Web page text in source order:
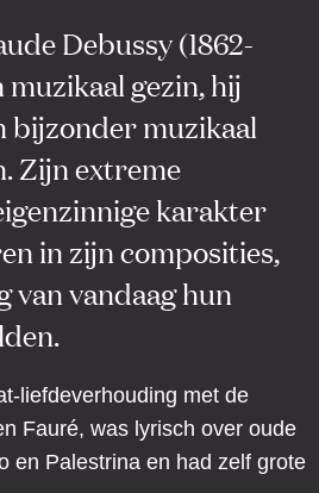
Debussy (1862-
muzikaal gezin, hij
bijzonder muzikaal
Zijn extreme
karakter
in zijn composities,
van vandaag hun
liefdeverhouding met de
Fauré, was lyrisch over oude
en Palestrina en had zelf grote